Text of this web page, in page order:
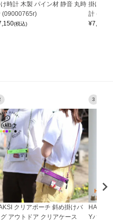
時計 木製 パイン材 静音 丸時
(09000765r)
(税込)
掛け時
計
¥7,150
クリアポーチ 斜め掛けバ
グ アウトドア クリアケース
3
Yバッグ